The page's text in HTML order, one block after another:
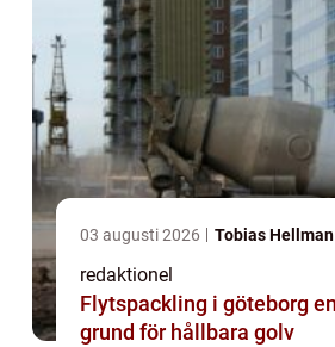
03 augusti 2026 Tobias Hellman
redaktionel
Flytspackling i göteborg en stabil
grund för hållbara golv